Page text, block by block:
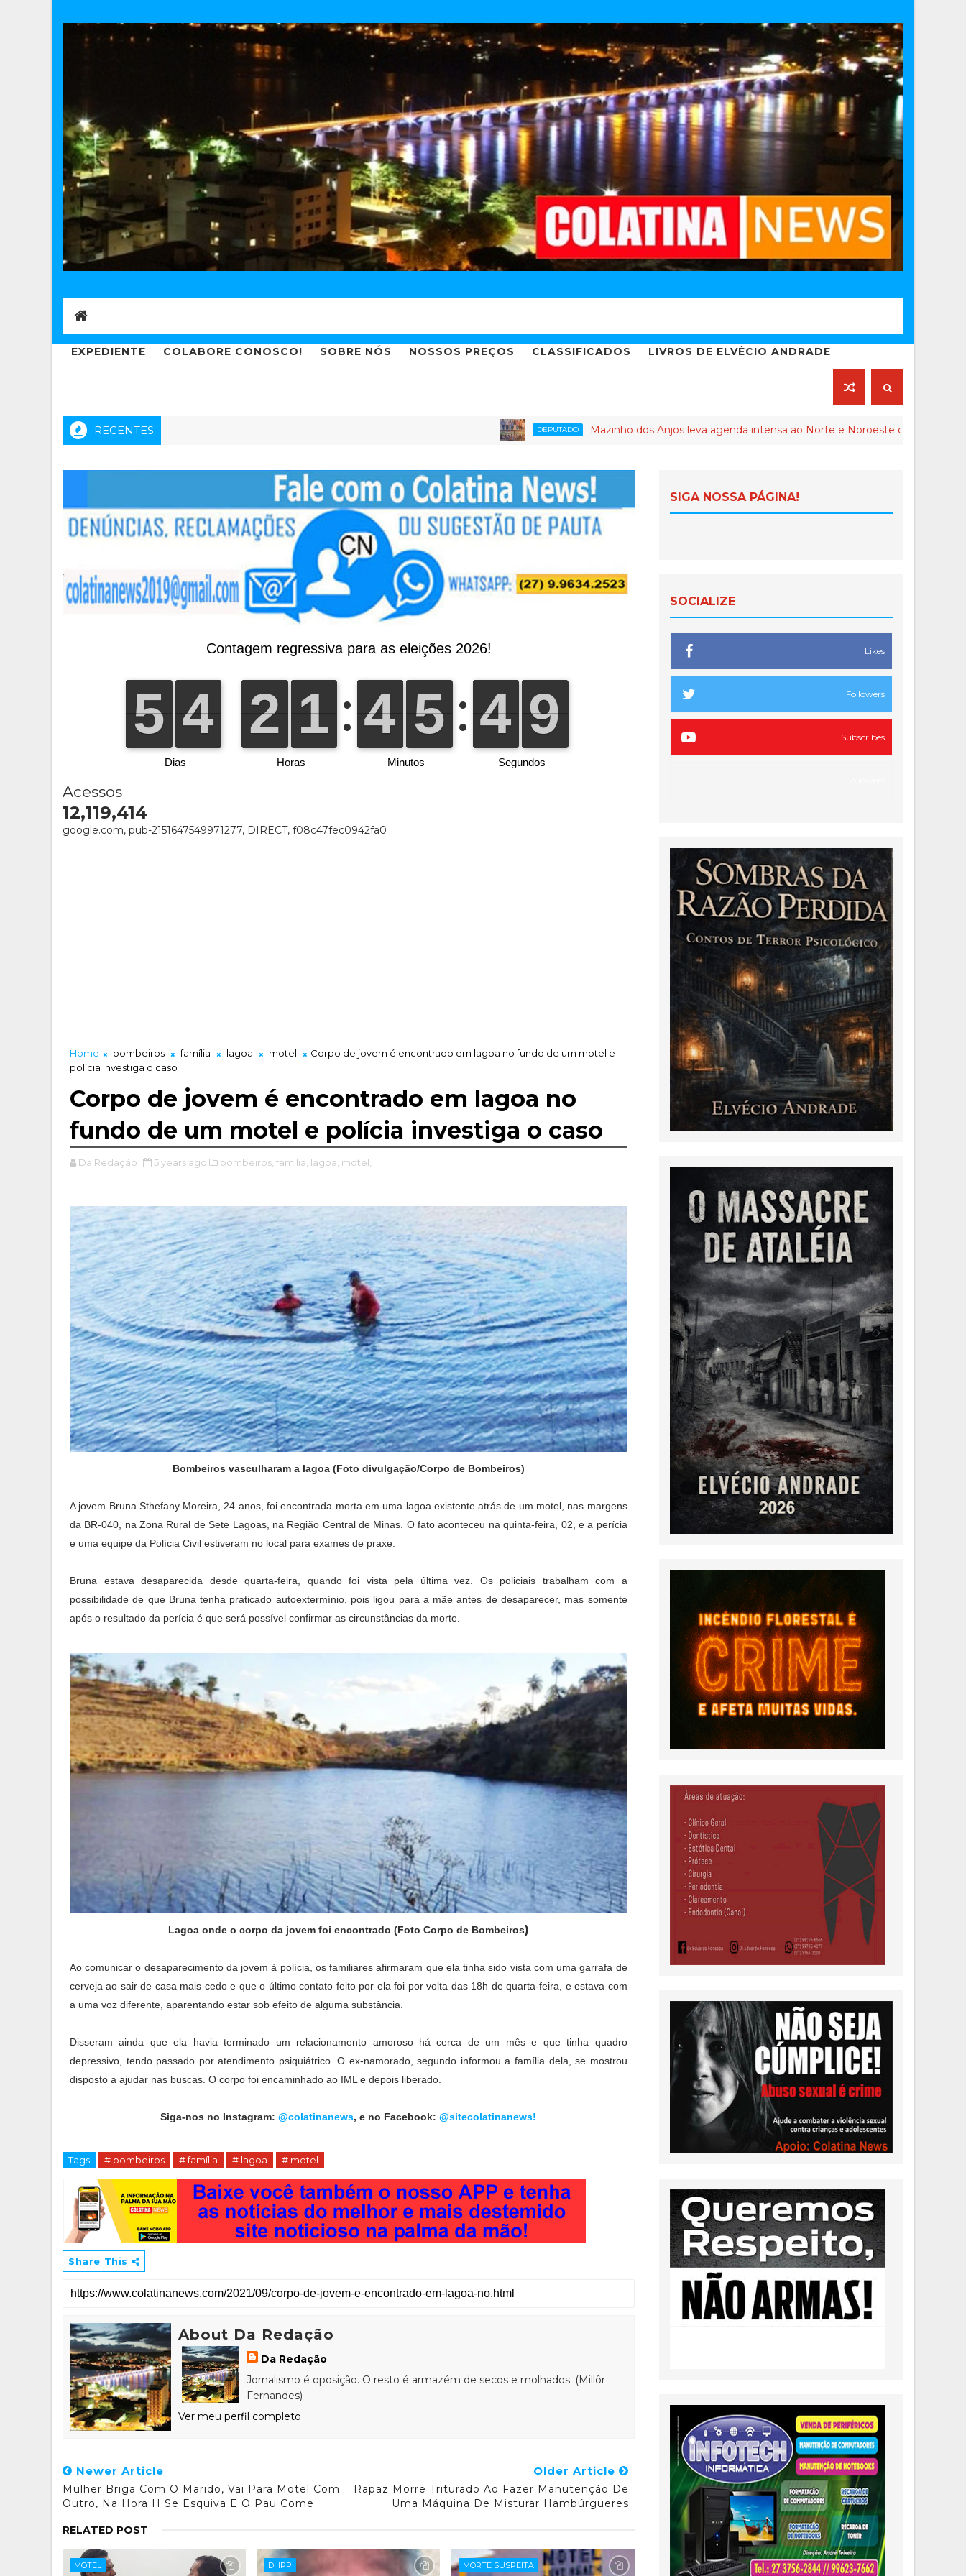
EXPEDIENTE COLABORE CONOSCO! SOBRE NÓS NOSSOS PREÇOS CLASSIFICADOS LIVROS DE ELVÉCIO ANDRADE
RECENTES DEPUTADO Mazinho dos Anjos leva agenda intensa ao Norte e Noroeste do Espírito Santo
Acessos
12,119,414
google.com, pub-2151647549971277, DIRECT, f08c47fec0942fa0
Home bombeiros família lagoa motel
Corpo de jovem é encontrado em lagoa no fundo de um motel e
polícia investiga o caso
Corpo de jovem é encontrado em lagoa no
fundo de um motel e polícia investiga o caso
Da Redação 5 years ago bombeiros, família, lagoa, motel,
Bombeiros vasculharam a lagoa (Foto divulgação/Corpo de Bombeiros)
A jovem Bruna Sthefany Moreira, 24 anos, foi encontrada morta em uma lagoa existente atrás de um motel, nas margens
da BR-040, na Zona Rural de Sete Lagoas, na Região Central de Minas. O fato aconteceu na quinta-feira, 02, e a perícia
e uma equipe da Polícia Civil estiveram no local para exames de praxe.
Bruna estava desaparecida desde quarta-feira, quando foi vista pela última vez. Os policiais trabalham com a
possibilidade de que Bruna tenha praticado autoextermínio, pois ligou para a mãe antes de desaparecer, mas somente
após o resultado da perícia é que será possível confirmar as circunstâncias da morte.
Lagoa onde o corpo da jovem foi encontrado (Foto Corpo de Bombeiros)
Ao comunicar o desaparecimento da jovem à polícia, os familiares afirmaram que ela tinha sido vista com uma garrafa de
cerveja ao sair de casa mais cedo e que o último contato feito por ela foi por volta das 18h de quarta-feira, e estava com
a uma voz diferente, aparentando estar sob efeito de alguma substância.
Disseram ainda que ela havia terminado um relacionamento amoroso há cerca de um mês e que tinha quadro
depressivo, tendo passado por atendimento psiquiátrico. O ex-namorado, segundo informou a família dela, se mostrou
disposto a ajudar nas buscas. O corpo foi encaminhado ao IML e depois liberado.
Siga-nos no Instagram:@colatinanews, e no Facebook:@sitecolatinanews!
Tags # bombeiros # família # lagoa # motel
Share This
About Da Redação
Da Redação
Jornalismo é oposição. O resto é armazém de secos e molhados. (Millôr
Fernandes)
Ver meu perfil completo
Newer Article
Mulher Briga Com O Marido, Vai Para Motel Com
Outro, Na Hora H Se Esquiva E O Pau Come
Older Article
Rapaz Morre Triturado Ao Fazer Manutenção De
Uma Máquina De Misturar Hambúrgueres
RELATED POST
MOTEL DHPP MORTE SUSPEITA
SIGA NOSSA PÁGINA!
SOCIALIZE
Likes
Followers
Subscribes